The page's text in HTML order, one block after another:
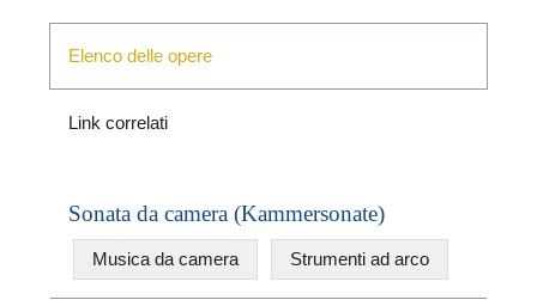
Elenco delle opere
Link correlati
Sonata da camera (Kammersonate)
Musica da camera Strumenti ad arco